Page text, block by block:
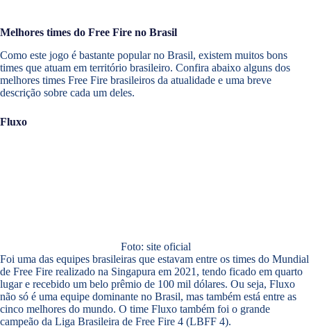
Melhores times do Free Fire no Brasil
Como este jogo é bastante popular no Brasil, existem muitos bons
times que atuam em território brasileiro. Confira abaixo alguns dos
melhores times Free Fire brasileiros da atualidade e uma breve
descrição sobre cada um deles.
Fluxo
Foto: site oficial
Foi uma das equipes brasileiras que estavam entre os times do Mundial
de Free Fire realizado na Singapura em 2021, tendo ficado em quarto
lugar e recebido um belo prêmio de 100 mil dólares. Ou seja, Fluxo
não só é uma equipe dominante no Brasil, mas também está entre as
cinco melhores do mundo. O time Fluxo também foi o grande
campeão da Liga Brasileira de Free Fire 4 (LBFF 4).